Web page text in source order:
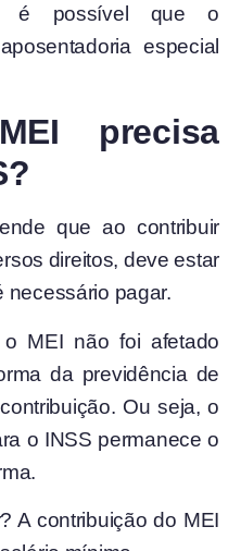
é possível que o
especial
precisa
que ao contribuir
direitos, deve estar
necessário pagar.
MEI não foi afetado
da previdência de
Ou seja, o
o INSS permanece o
A contribuição do MEI